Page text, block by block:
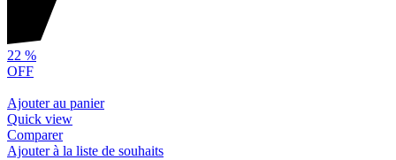
22 %
OFF
Ajouter au panier
Quick view
Comparer
Ajouter à la liste de souhaits